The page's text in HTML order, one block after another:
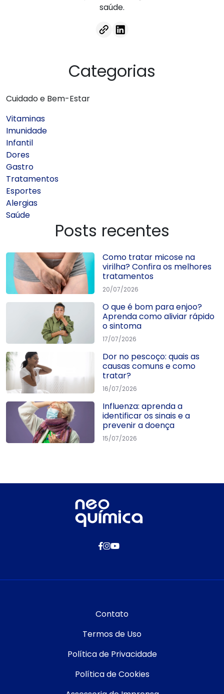
saúde.
Categorias
Cuidado e Bem-Estar
Vitaminas
Imunidade
Infantil
Dores
Gastro
Tratamentos
Esportes
Alergias
Saúde
Posts recentes
Como tratar micose na
virilha? Confira os melhores
tratamentos
20/07/2026
O que é bom para enjoo?
Aprenda como aliviar rápido
o sintoma
17/07/2026
Dor no pescoço: quais as
causas comuns e como
tratar?
16/07/2026
Influenza: aprenda a
identificar os sinais e a
prevenir a doença
15/07/2026
Contato
Termos de Uso
Política de Privacidade
Política de Cookies